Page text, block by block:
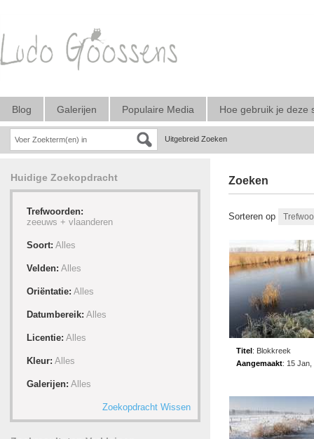
Blog Galerijen Populaire Media Hoe gebruik je deze
Uitgebreid Zoeken
Huidige Zoekopdracht
Trefwoorden:
zeeuws + vlaanderen
Soort: Alles
Velden: Alles
Oriëntatie: Alles
Datumbereik: Alles
Licentie: Alles
Kleur: Alles
Galerijen: Alles
Zoekopdracht Wissen
Zoeken
Sorteren op
Titel: Blokkreek
Aangemaakt: 15 Jan,